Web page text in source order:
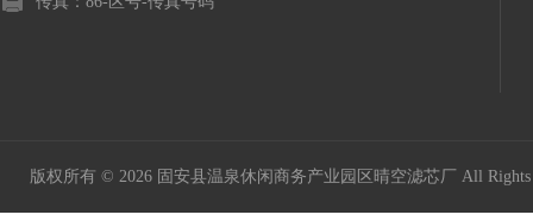
版权所有 © 2026 固安县温泉休闲商务产业园区晴空滤芯厂 All